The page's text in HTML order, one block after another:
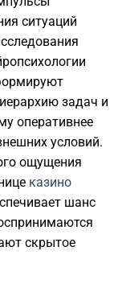
ситуаций
задач и
оперативнее
условий.
ощущения
казино
шанс
скрытое